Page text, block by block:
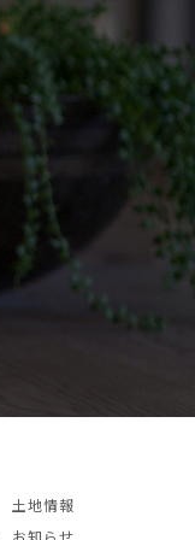
土地情報
お知らせ